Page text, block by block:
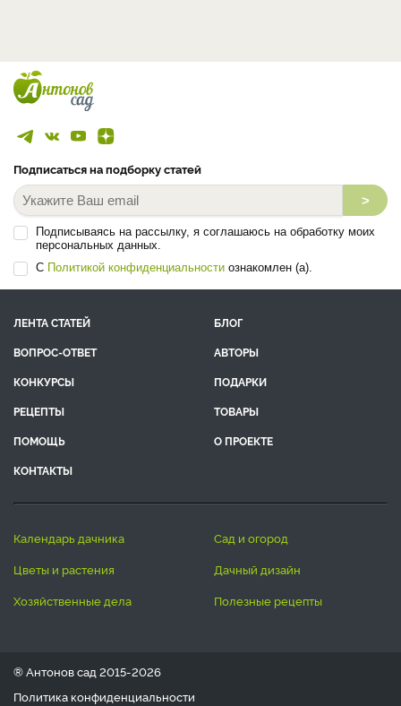
Подписаться на подборку статей
>
Подписываясь на рассылку, я соглашаюсь на обработку моих
персональных данных.
С Политикой конфиденциальности ознакомлен (а).
ЛЕНТА СТАТЕЙ
БЛОГ
ВОПРОС-ОТВЕТ
АВТОРЫ
КОНКУРСЫ
ПОДАРКИ
РЕЦЕПТЫ
ТОВАРЫ
ПОМОЩЬ
О ПРОЕКТЕ
КОНТАКТЫ
календарь дачника
сад и огород
цветы и растения
дачный дизайн
хозяйственные дела
полезные рецепты
® Антонов сад 2015-2026
Политика конфиденциальности